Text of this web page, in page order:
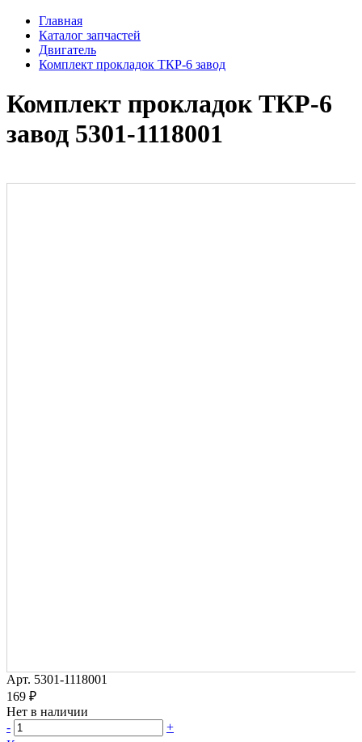
Главная
Каталог запчастей
Двигатель
Комплект прокладок ТКР-6 завод
Комплект прокладок ТКР-6
завод 5301-1118001
Арт. 5301-1118001
169 ₽
Нет в наличии
-
+